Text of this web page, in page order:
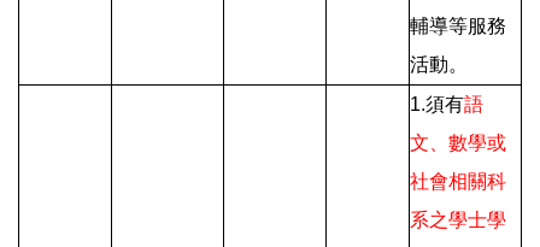
輔導等服務
活動。
1.須有語
文、數學或
社會相關科
系之學士學